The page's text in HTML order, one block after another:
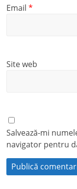
Email*
Site web
Salvează-mi
navigator pentru